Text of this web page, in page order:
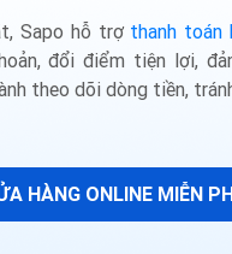
Sapo hỗ trợ thanh toán
đổi điểm tiện lợi,
theo dõi dòng tiền,
HÀNG ONLINE MIỄN